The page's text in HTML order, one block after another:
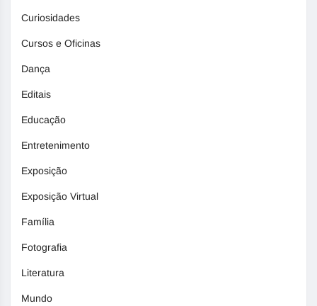
Curiosidades
Cursos e Oficinas
Dança
Editais
Educação
Entretenimento
Exposição
Exposição Virtual
Família
Fotografia
Literatura
Mundo